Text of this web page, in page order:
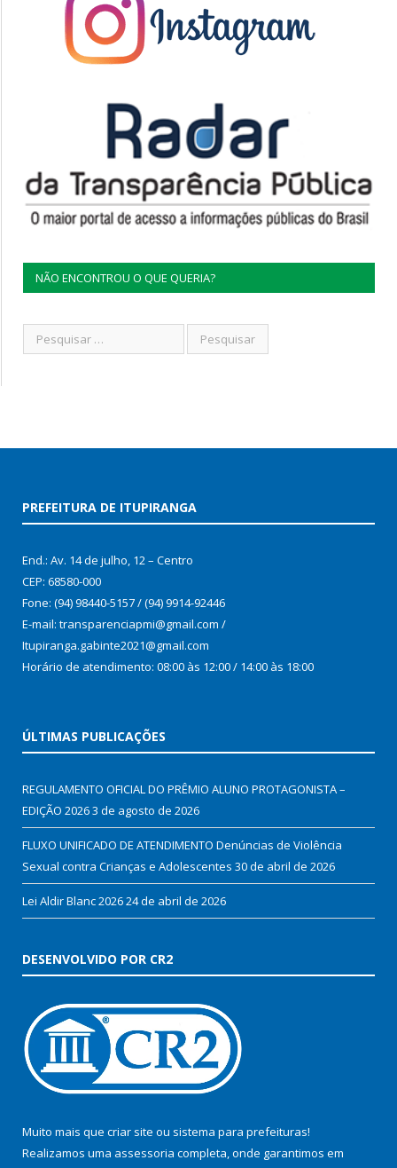
NÃO ENCONTROU O QUE QUERIA?
PREFEITURA DE ITUPIRANGA
End.: Av. 14 de julho, 12 – Centro
CEP: 68580-000
Fone: (94) 98440-5157 / (94) 9914-92446
E-mail: transparenciapmi@gmail.com /
Itupiranga.gabinte2021@gmail.com
Horário de atendimento: 08:00 às 12:00 / 14:00 às 18:00
ÚLTIMAS PUBLICAÇÕES
REGULAMENTO OFICIAL DO PRÊMIO ALUNO PROTAGONISTA –
EDIÇÃO 20263 de agosto de 2026
FLUXO UNIFICADO DE ATENDIMENTO Denúncias de Violência
Sexual contra Crianças e Adolescentes 30 de abril de 2026
Lei Aldir Blanc 202624 de abril de 2026
DESENVOLVIDO POR CR2
Muito mais que criar site ou sistema para prefeituras!
Realizamos uma assessoria completa, onde garantimos em